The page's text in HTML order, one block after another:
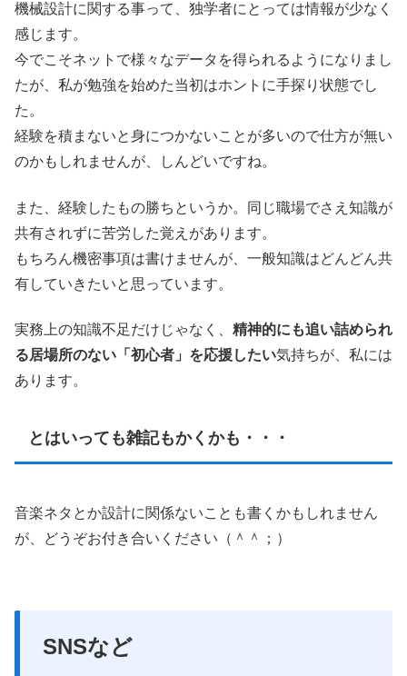
機械設計に関する事って、独学者にとっては情報が少なく
感じます。
今でこそネットで様々なデータを得られるようになりまし
たが、私が勉強を始めた当初はホントに手探り状態でし
た。
経験を積まないと身につかないことが多いので仕方が無い
のかもしれませんが、しんどいですね。
また、経験したもの勝ちというか。同じ職場でさえ知識が
共有されずに苦労した覚えがあります。
もちろん機密事項は書けませんが、一般知識はどんどん共
有していきたいと思っています。
実務上の知識不足だけじゃなく、 精神的にも追い詰められ
る居場所のない「初心者」を応援したい気持ちが、私には
あります。
とはいっても雑記もかくかも・・・
音楽ネタとか設計に関係ないことも書くかもしれません
が、どうぞお付き合いください（＾＾；）
SNSなど